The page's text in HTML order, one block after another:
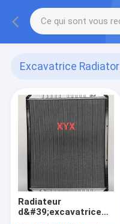
Excavatrice Radiator
Radiateur
d&#39;excavatrice